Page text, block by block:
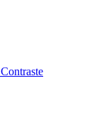
Contraste